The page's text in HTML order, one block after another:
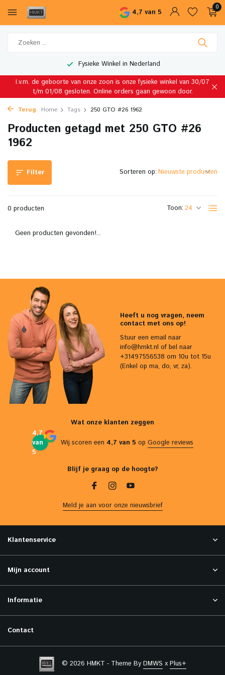
4,7 van 5
0
Fysieke Winkel in Nederland
I.v.m. de geboorte van onze zoon is onze fysieke winkel van 30/07
t/m 01/08 gesloten. Online orders gaan gewoon door.
Terug Home Tags 250 GTO #26 1962
Producten getagd met 250 GTO #26
1962
Filter
0 producten Toon:
Sorteren op:
Geen producten gevonden!...
Heeft u nog vragen, neem
contact met ons op!
Stuur een email naar
info@hmkt.nl of bel naar
+31497556538 om 10u tot 15u
(Enkel op ma, do, vr, za).
Wat onze klanten zeggen
4,7
van
5
Wij scoren een 4,7 van 5 op Google reviews
Blijf je graag op de hoogte?
Meld je aan voor onze nieuwsbrief
Klantenservice
Mijn account
Informatie
Contact
© 2026 HMKT - Theme By DMWS x Plus+